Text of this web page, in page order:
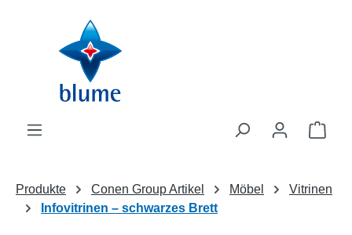
Zum Hauptinhalt springen
Produkte Conen Group Artikel Möbel
Vitrinen
Infovitrinen – schwarzes Brett